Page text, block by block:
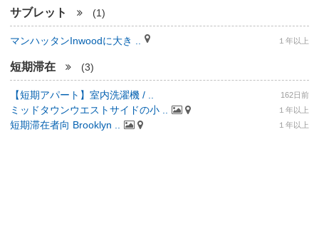
サブレット (1)
マンハッタンInwoodに大き .. １年以上
短期滞在 (3)
【短期アパート】室内洗濯機 / .. 162日前
ミッドタウンウエストサイドの小 .. １年以上
短期滞在者向 Brooklyn .. １年以上